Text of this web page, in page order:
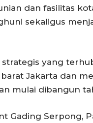
dan fasilitas
sekaligus
yang
Jakarta dan
mulai dibangun
Gading Serpong,